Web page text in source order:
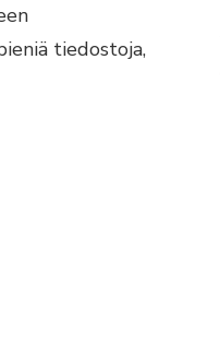
tiedostoja,